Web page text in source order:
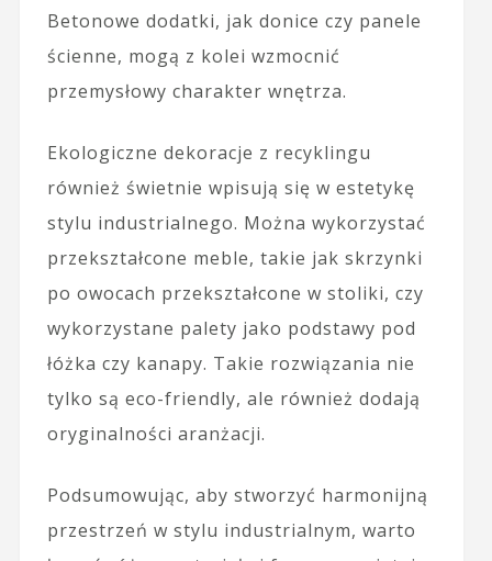
Betonowe dodatki, jak donice czy panele
ścienne, mogą z kolei wzmocnić
przemysłowy charakter wnętrza.
Ekologiczne dekoracje z recyklingu
również świetnie wpisują się w estetykę
stylu industrialnego. Można wykorzystać
przekształcone meble, takie jak skrzynki
po owocach przekształcone w stoliki, czy
wykorzystane palety jako podstawy pod
łóżka czy kanapy. Takie rozwiązania nie
tylko są eco-friendly, ale również dodają
oryginalności aranżacji.
Podsumowując, aby stworzyć harmonijną
przestrzeń w stylu industrialnym, warto